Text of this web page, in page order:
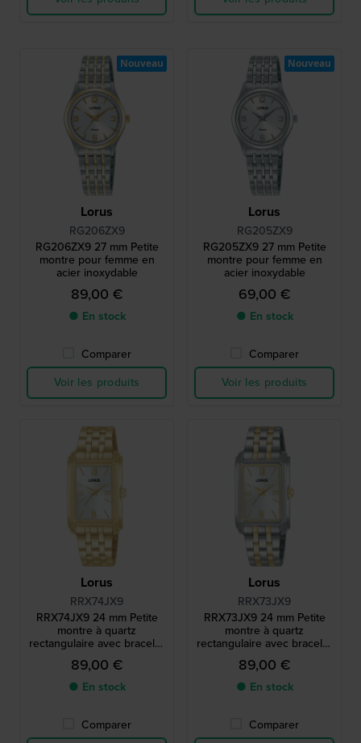
Lorus
RG206ZX9
RG206ZX9 27 mm Petite
montre pour femme en
acier inoxydable
89,00 €
● En stock
Comparer
Voir les produits
Nouveau
Lorus
RG205ZX9
RG205ZX9 27 mm Petite
montre pour femme en
acier inoxydable
69,00 €
● En stock
Comparer
Voir les produits
Nouveau
Lorus
RRX74JX9
RRX74JX9 24 mm Petite
montre à quartz
rectangulaire avec bracelet
en métal
89,00 €
● En stock
Comparer
Lorus
RRX73JX9
RRX73JX9 24 mm Petite
montre à quartz
rectangulaire avec bracelet
en métal
89,00 €
● En stock
Comparer